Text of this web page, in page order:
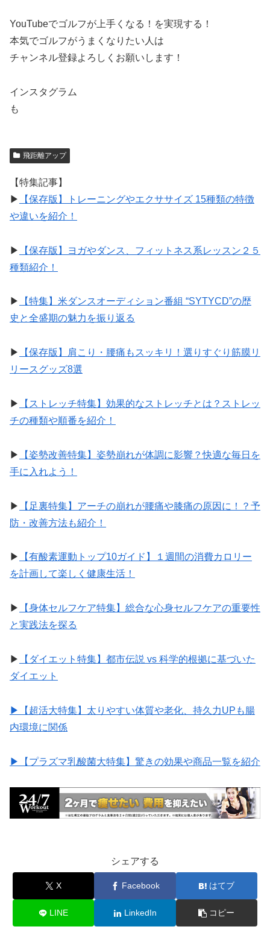
YouTubeでゴルフが上手くなる！を実現する！
本気でゴルフがうまくなりたい人は
チャンネル登録よろしくお願いします！
インスタグラム
も
飛距離アップ
【特集記事】
▶︎
【保存版】トレーニングやエクササイズ 15種類の特徴
や違いを紹介！
▶︎
【保存版】ヨガやダンス、フィットネス系レッスン２５
種類紹介！
▶︎
【特集】米ダンスオーディション番組 “SYTYCD”の歴
史と全盛期の魅力を振り返る
▶︎
【保存版】肩こり・腰痛もスッキリ！選りすぐり筋膜リ
リースグッズ8選
▶︎
【ストレッチ特集】効果的なストレッチとは？ストレッ
チの種類や順番を紹介！
▶︎
【姿勢改善特集】姿勢崩れが体調に影響？快適な毎日を
手に入れよう！
▶︎
【足裏特集】アーチの崩れが腰痛や膝痛の原因に！？予
防・改善方法も紹介！
▶︎
【有酸素運動トップ10ガイド】１週間の消費カロリー
を計画して楽しく健康生活！
▶︎
【身体セルフケア特集】総合な心身セルフケアの重要性
と実践法を探る
▶︎
【ダイエット特集】都市伝説 vs 科学的根拠に基づいた
ダイエット
▶︎【超活大特集】太りやすい体質や老化、持久力UPも腸
内環境に関係
▶︎【プラズマ乳酸菌大特集】驚きの効果や商品一覧を紹介
シェアする
X Facebook はてブ
LINE LinkedIn コピー